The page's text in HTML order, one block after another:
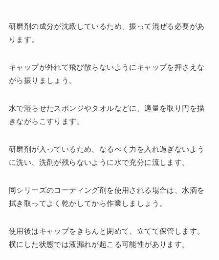
研磨剤の成分が沈殿しているため、振って混ぜる必要があ
ります。
キャップが外れて飛び散らないようにキャップを押さえな
がら振りましょう。
水で湿らせたスポンジやタオルなどに、適量を取り円を描
きながらこすります。
研磨剤が入っているため、なるべく力を入れ過ぎないよう
に洗い、洗剤が残らないように水で充分に流します。
同シリーズのコーティング剤を使用される場合は、水滴を
拭き取ってよく乾かしてから作業しましょう。
使用後はキャップをきちんと閉めて、立てて保管します。
横にした状態では液漏れが起こる可能性があります。